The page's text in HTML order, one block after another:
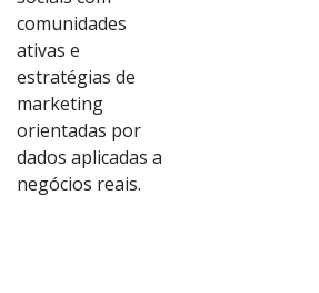
comunidades
ativas e
estratégias de
marketing
orientadas por
dados aplicadas a
negócios reais.